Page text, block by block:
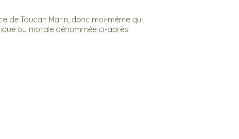
de Toucan Marin, donc moi-même qui
ou morale dénommée ci-après